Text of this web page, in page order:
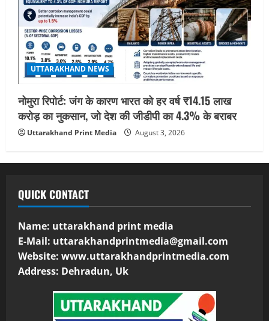
UTTARAKHAND NEWS
नोमुरा रिपोर्ट: जंग के कारण भारत को हर वर्ष ₹14.15 लाख
करोड़ का नुकसान, जो देश की जीडीपी का 4.3% के बराबर
Uttarakhand Print Media August 3, 2026
QUICK CONTACT
Name: uttarakhand print media
E-Mail: uttarakhandprintmedia@gmail.com
Website: www.uttarakhandprintmedia.com
Address: Dehradun, Uk